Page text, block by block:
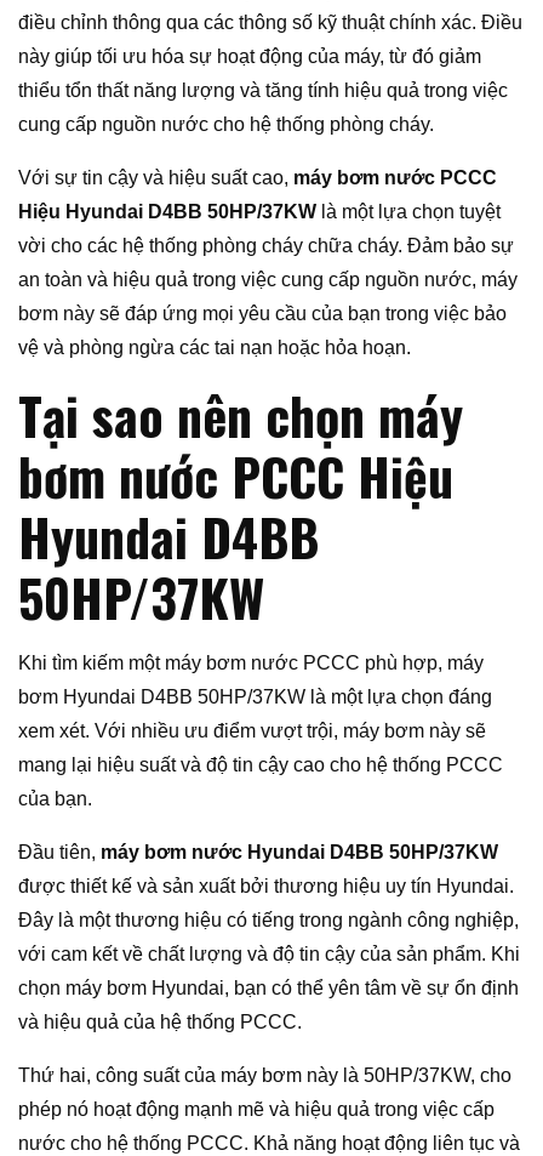
điều chỉnh thông qua các thông số kỹ thuật chính xác. Điều
này giúp tối ưu hóa sự hoạt động của máy, từ đó giảm
thiểu tổn thất năng lượng và tăng tính hiệu quả trong việc
cung cấp nguồn nước cho hệ thống phòng cháy.
Với sự tin cậy và hiệu suất cao, máy bơm nước PCCC
Hiệu Hyundai D4BB 50HP/37KW là một lựa chọn tuyệt
vời cho các hệ thống phòng cháy chữa cháy. Đảm bảo sự
an toàn và hiệu quả trong việc cung cấp nguồn nước, máy
bơm này sẽ đáp ứng mọi yêu cầu của bạn trong việc bảo
vệ và phòng ngừa các tai nạn hoặc hỏa hoạn.
Tại sao nên chọn máy
bơm nước PCCC Hiệu
Hyundai D4BB
50HP/37KW
Khi tìm kiếm một máy bơm nước PCCC phù hợp, máy
bơm Hyundai D4BB 50HP/37KW là một lựa chọn đáng
xem xét. Với nhiều ưu điểm vượt trội, máy bơm này sẽ
mang lại hiệu suất và độ tin cậy cao cho hệ thống PCCC
của bạn.
Đầu tiên, máy bơm nước Hyundai D4BB 50HP/37KW
được thiết kế và sản xuất bởi thương hiệu uy tín Hyundai.
Đây là một thương hiệu có tiếng trong ngành công nghiệp,
với cam kết về chất lượng và độ tin cậy của sản phẩm. Khi
chọn máy bơm Hyundai, bạn có thể yên tâm về sự ổn định
và hiệu quả của hệ thống PCCC.
Thứ hai, công suất của máy bơm này là 50HP/37KW, cho
phép nó hoạt động mạnh mẽ và hiệu quả trong việc cấp
nước cho hệ thống PCCC. Khả năng hoạt động liên tục và